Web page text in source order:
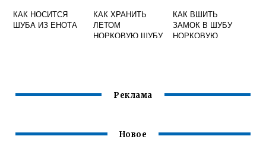
КАК НОСИТСЯ
ШУБА ИЗ ЕНОТА
КАК ХРАНИТЬ
ЛЕТОМ
НОРКОВУЮ ШУБУ
КАК ВШИТЬ
ЗАМОК В ШУБУ
НОРКОВУЮ
Реклама
Новое